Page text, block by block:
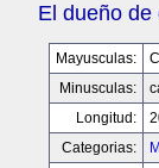
El dueño de
Mayusculas:
Minusculas:
Longitud:
Categorias: